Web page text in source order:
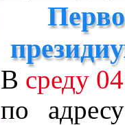
В среду
по